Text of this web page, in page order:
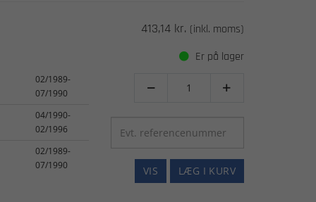
02/1989-
07/1990
04/1990-
02/1996
02/1989-
07/1990
413,14 kr. (inkl. moms)
Er på lager
 
LÆG I KURV
VIS